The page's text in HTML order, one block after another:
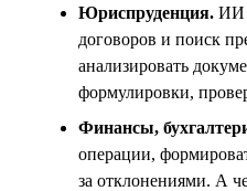
Юриспруденция. ИИ
договоров и поиск
анализировать
формулировки,
Финансы,
операции,
за отклонениями. А